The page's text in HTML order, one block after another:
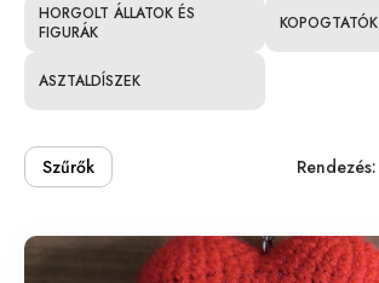
HORGOLT ÁLLATOK ÉS
FIGURÁK
KOPOGTATÓK
ASZTALDÍSZEK
Szűrők Rendezés: